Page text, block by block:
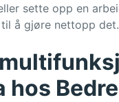
sette opp en
å gjøre nettopp det.
hos